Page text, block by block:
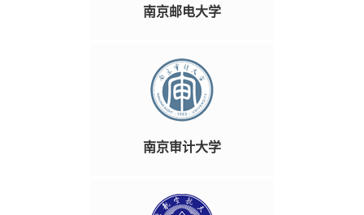
南京邮电大学
南京审计大学